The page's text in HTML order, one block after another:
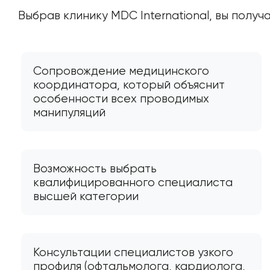
Выбрав клинику MDC International, вы
Сопровождение медицинского
координатора, который объяснит
особенности всех проводимых
манипуляций
Возможность выбрать
квалифицированного специалиста
высшей категории
Консультации специалистов узкого
профиля (офтальмолога, кардиолога,